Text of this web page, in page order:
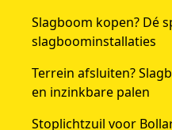
Slagboom kopen? Dé
slagboominstallaties
Terrein afsluiten?
en inzinkbare palen
Stoplichtzuil voor